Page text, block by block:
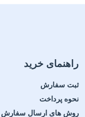
راهنمای خرید
ثبت سفارش
نحوه پرداخت
روش های ارسال سفارش